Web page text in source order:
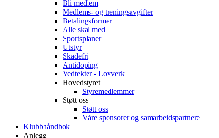
Bli medlem
Medlems- og treningsavgifter
Betalingsformer
Alle skal med
Sportsplaner
Utstyr
Skadefri
Antidoping
Vedtekter - Lovverk
Hovedstyret
Styremedlemmer
Støtt oss
Støtt oss
Våre sponsorer og samarbeidspartnere
Klubbhåndbok
Anlegg